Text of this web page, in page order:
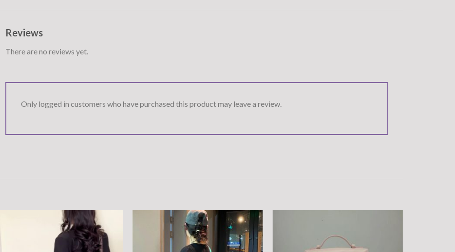
Reviews
There are no reviews yet.
Only logged in customers who have purchased this product may leave a review.